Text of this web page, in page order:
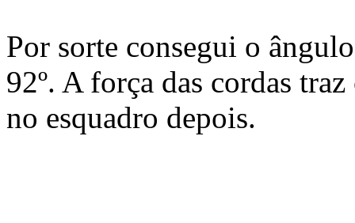
Por sorte consegui o
92º. A força das cordas
no esquadro depois.